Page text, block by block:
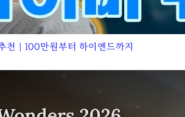
천｜100만원부터 하이엔드까지